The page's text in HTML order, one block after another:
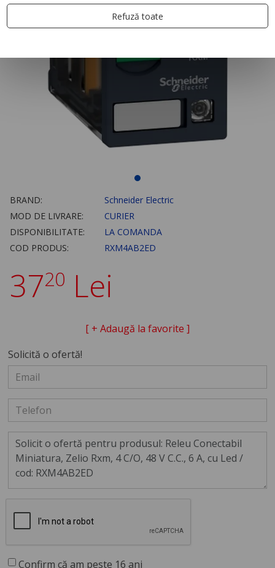
BRAND:
Schneider Electric
MOD DE LIVRARE:
CURIER
DISPONIBILITATE:
LA COMANDA
COD PRODUS:
RXM4AB2ED
3720 Lei
[ + Adaugă la favorite ]
Solicită o ofertă!
Confirm că am peste 16 ani
Refuză toate